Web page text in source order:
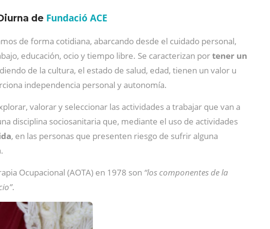
de Fundació ACE
de forma cotidiana, abarcando desde el cuidado personal,
educación, ocio y tiempo libre. Se caracterizan portener un
de la cultura, el estado de salud, edad, tienen un valor u
independencia personal y autonomía.
valorar y seleccionar las actividades a trabajar que van a
disciplina sociosanitaria que, mediante el uso de actividades
, en las personas que presenten riesgo de sufrir alguna
Ocupacional (AOTA) en 1978 son “los componentes de la
.